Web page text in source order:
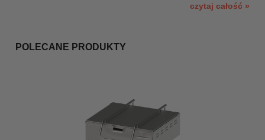
czytaj całość »
POLECANE PRODUKTY